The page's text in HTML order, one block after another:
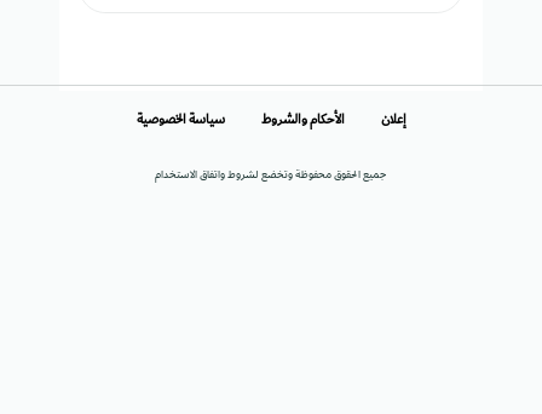
جميع الحقوق محفوظة وتخضع لشروط واتفاق الاستخدام
إعلان الأحكام والشروط سياسة الخصوصية